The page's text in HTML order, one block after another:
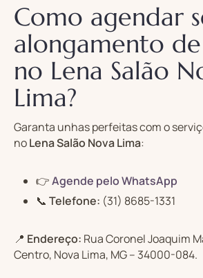
Como agendar
alongamento de
no Lena Salão
Lima?
Garanta unhas perfeitas com o
noLena Salão Nova Lima:
👉Agende pelo WhatsApp
📞 Telefone: (31) 8685-1331
📍 Endereço: Rua Coronel Joaquim
Centro, Nova Lima, MG – 34000-084.